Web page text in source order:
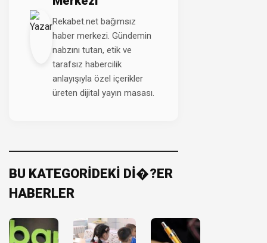
Rekabet.net bağımsız
haber merkezi. Gündemin
nabzını tutan, etik ve
tarafsız habercilik
anlayışıyla özel içerikler
üreten dijital yayın masası.
BU KATEGORİDEKİ Dİ�?ER
HABERLER